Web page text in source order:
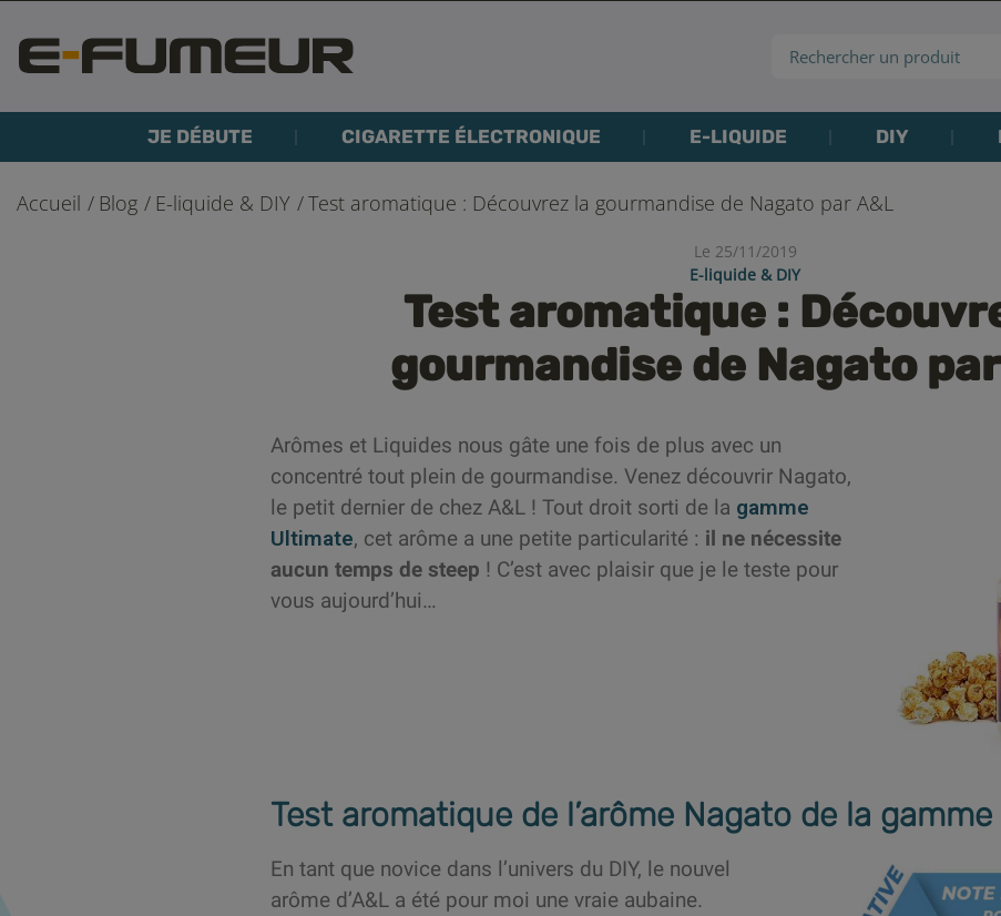
JE DÉBUTE CIGARETTE ÉLECTRONIQUE E-LIQUIDE DIY
Accueil Blog E-liquide & DIY Test aromatique : Découvrez la gourmandise de Nagato par A&L
Le 25/11/2019
E-liquide & DIY
Test aromatique :
gourmandise de Nagato
Arômes et Liquides nous gâte une fois de plus avec un
concentré tout plein de gourmandise. Venez découvrir Nagato,
le petit dernier de chez A&L ! Tout droit sorti de la gamme
Ultimate, cet arôme a une petite particularité : il ne nécessite
aucun temps de steep ! C’est avec plaisir que je le teste pour
vous aujourd’hui…
Test aromatique de l’arôme Nagato de la
En tant que novice dans l’univers du DIY, le nouvel
arôme d’A&L a été pour moi une vraie aubaine.